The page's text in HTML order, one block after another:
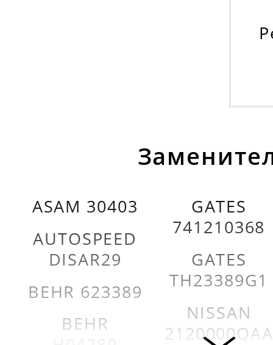
ASAM 30403
AUTOSPEED
DISAR29
BEHR 623389
BEHR
GATES
741210368
GATES
TH23389G1
NISSAN
2120000QAA